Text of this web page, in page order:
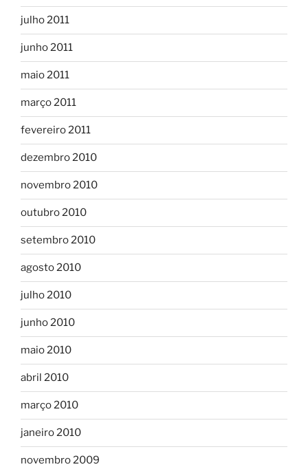
julho 2011
junho 2011
maio 2011
março 2011
fevereiro 2011
dezembro 2010
novembro 2010
outubro 2010
setembro 2010
agosto 2010
julho 2010
junho 2010
maio 2010
abril 2010
março 2010
janeiro 2010
novembro 2009